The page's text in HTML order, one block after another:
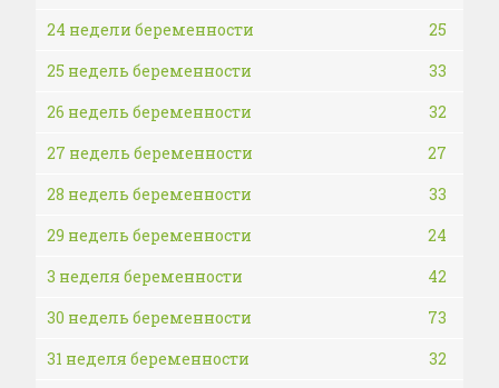
24 недели беременности
25
25 недель беременности
33
26 недель беременности
32
27 недель беременности
27
28 недель беременности
33
29 недель беременности
24
3 неделя беременности
42
30 недель беременности
73
31 неделя беременности
32